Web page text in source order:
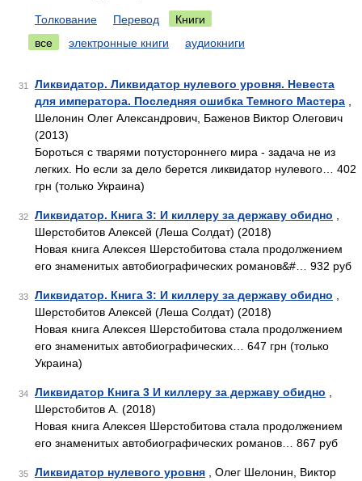
Толкование Перевод
Книги
все
электронные книги аудиокниги
31
Ликвидатор. Ликвидатор нулевого уровня. Невеста
для императора. Последняя ошибка Темного Мастера
Шелонин Олег Александрович, Баженов Виктор Олегович
(2013)
Бороться с тварями потустороннего мира - задача не из
легких. Но если за дело берется ликвидатор нулевого… 402
грн (только Украина)
32 Ликвидатор. Книга 3: И киллеру за державу обидно
Шерстобитов Алексей (Леша Солдат) (2018)
Новая книга Алексея Шерстобитова стала продолжением
его знаменитых автобиографических романов&#… 932 руб
33 Ликвидатор. Книга 3: И киллеру за державу обидно
Шерстобитов Алексей (Леша Солдат) (2018)
Новая книга Алексея Шерстобитова стала продолжением
его знаменитых автобиографических… 647 грн (только
Украина)
34 Ликвидатор Книга 3 И киллеру за державу обидно
Шерстобитов А. (2018)
Новая книга Алексея Шерстобитова стала продолжением
его знаменитых автобиографических романов… 867 руб
35 Ликвидатор нулевого уровня , Олег Шелонин, Виктор